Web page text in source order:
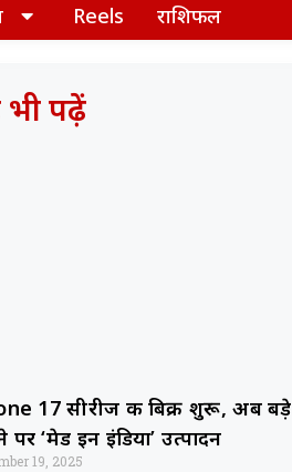
Reels राशिफल
पढ़ें
17 सीरीज की बिक्री शुरू, अब बड़े
पर ‘मेड इन इंडिया’ उत्पादन
19, 2025